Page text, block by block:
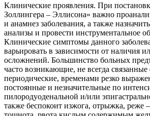
Клинические проявления. При
Золлингера – Эллисона» важно
и анамнез заболевания, а также
анализы и провести инструментальное
Клинические симптомы данного
варьировать в зависимости от наличия
осложнений. Большинство больных
часто возникающие, не всегда
периодические, временами резко
постоянные и незначительные по
пилородуоденальной и/или
также беспокоит изжога, отрыжка, реже